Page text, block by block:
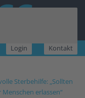
Login Kontakt
Sterbehilfe: „Sollten
erlassen“